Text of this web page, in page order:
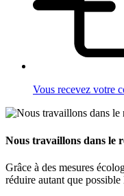
Vous recevez votre
Nous travaillons dans le
Grâce à des mesures
réduire autant que